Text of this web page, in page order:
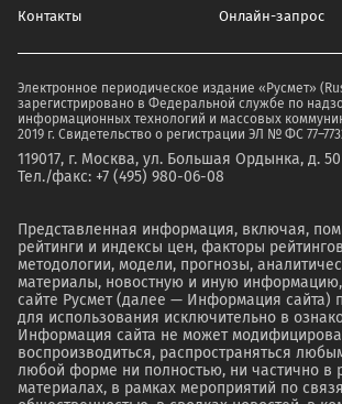
Контакты Онлайн-запрос
Электронное периодическое издание «Русмет»
зарегистрировано в Федеральной службе по
информационных технологий и массовых
2019 г. Свидетельство о регистрации ЭЛ № ФС
119017, г. Москва, ул. Большая Ордынка, д.
Тел./факс: +7 (495) 980-06-08
Представленная информация, включая,
рейтинги и индексы цен, факторы
методологии, модели, прогнозы,
материалы, новостную и иную
сайте Русмет (далее — Информация сайта)
для использования исключительно в
Информация сайта не может
воспроизводиться, распространяться
любой форме ни полностью, ни частично в
материалах, в рамках мероприятий по